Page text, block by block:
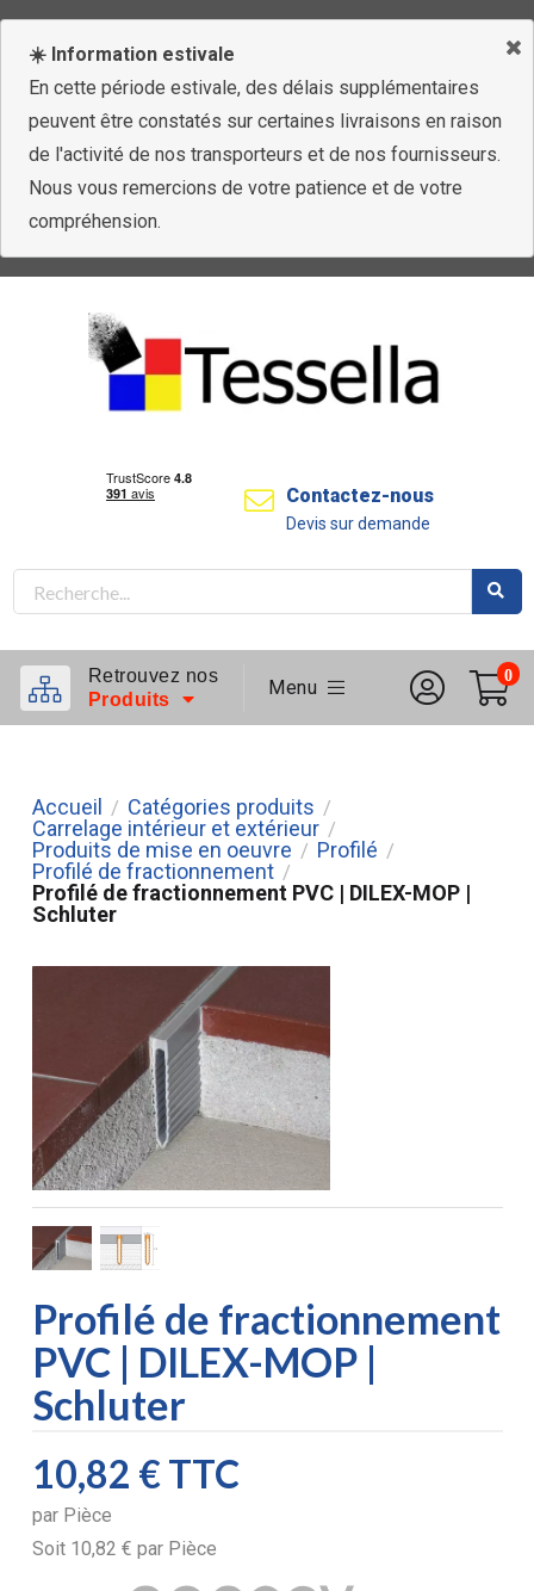
☀️ Information estivale
En cette période estivale, des délais supplémentaires
peuvent être constatés sur certaines livraisons en raison
de l'activité de nos transporteurs et de nos fournisseurs.
Nous vous remercions de votre patience et de votre
compréhension.
Contactez-nous
Devis sur demande
Retrouvez nos
Produits
Menu
0
Accueil / Catégories produits /
Carrelage intérieur et extérieur /
Produits de mise en oeuvre / Profilé /
Profilé de fractionnement /
Profilé de fractionnement PVC | DILEX-MOP |
Schluter
Profilé de fractionnement
PVC | DILEX-MOP |
Schluter
10,82 €TTC
par Pièce
Soit 10,82 € par Pièce